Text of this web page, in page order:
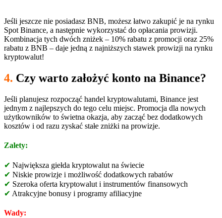
Jeśli jeszcze nie posiadasz BNB, możesz łatwo zakupić je na rynku
Spot Binance, a następnie wykorzystać do opłacania prowizji.
Kombinacja tych dwóch zniżek – 10% rabatu z promocji oraz 25%
rabatu z BNB – daje jedną z najniższych stawek prowizji na rynku
kryptowalut!
4. Czy warto założyć konto na Binance?
Jeśli planujesz rozpocząć handel kryptowalutami, Binance jest
jednym z najlepszych do tego celu miejsc. Promocja dla nowych
użytkowników to świetna okazja, aby zacząć bez dodatkowych
kosztów i od razu zyskać stałe zniżki na prowizje.
Zalety:
✔ Największa giełda kryptowalut na świecie
✔ Niskie prowizje i możliwość dodatkowych rabatów
✔ Szeroka oferta kryptowalut i instrumentów finansowych
✔ Atrakcyjne bonusy i programy afiliacyjne
Wady: